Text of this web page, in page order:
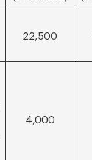
22,500
4,000